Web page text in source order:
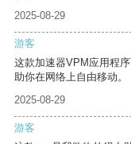
2025-08-29
游客
这款加速器VPM应用程
助你在网络上自由移动。
2025-08-29
游客